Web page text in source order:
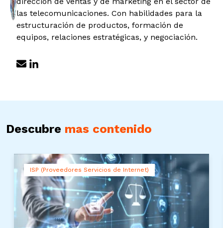
las telecomunicaciones. Con habilidades para la
estructuración de productos, formación de
equipos, relaciones estratégicas, y negociación.
Descubre mas contenido
ISP (Proveedores Servicios de Internet)